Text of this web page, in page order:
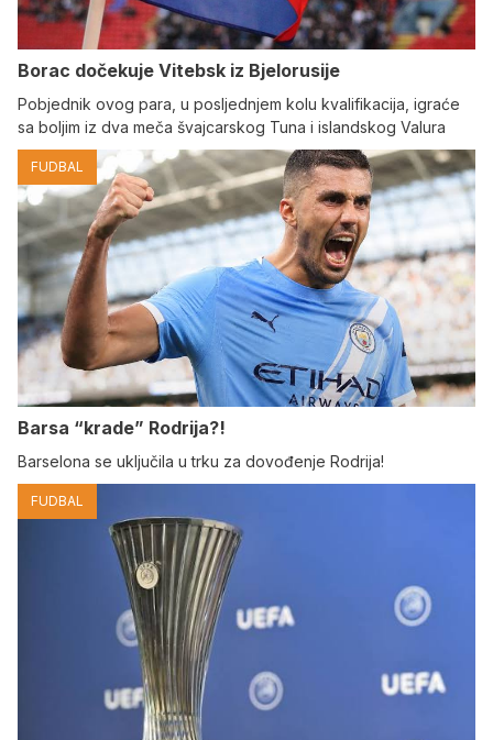
Borac dočekuje Vitebsk iz Bjelorusije
Pobjednik ovog para, u posljednjem kolu kvalifikacija, igraće
sa boljim iz dva meča švajcarskog Tuna i islandskog Valura
FUDBAL
Barsa “krade” Rodrija?!
Barselona se uključila u trku za dovođenje Rodrija!
FUDBAL